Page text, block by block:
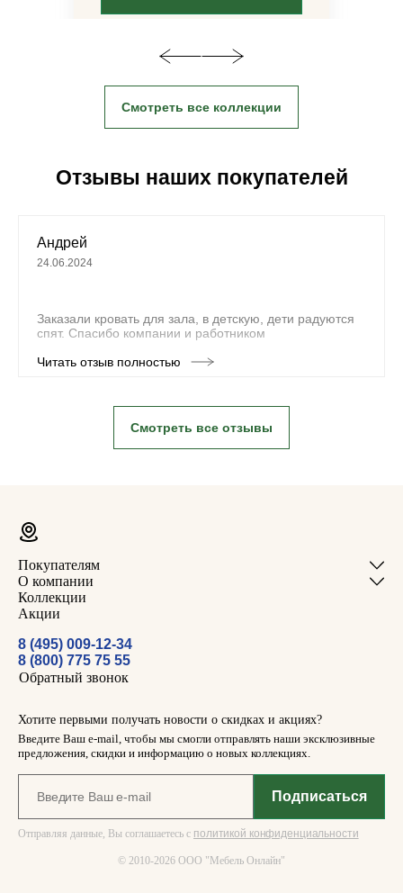
Смотреть все коллекции
Отзывы наших покупателей
Андрей
24.06.2024
Заказали кровать для зала, в детскую, дети радуются
спят. Спасибо компании и работником
Читать отзыв полностью
Смотреть все отзывы
© 2010-2026 ООО "Мебель Онлайн"
Покупателям
О компании
Коллекции
Акции
8 (495) 009-12-34
8 (800) 775 75 55
Обратный звонок
Хотите первыми получать новости о скидках и акциях?
Введите Ваш e-mail, чтобы мы смогли отправлять наши эксклюзивные
предложения, скидки и информацию о новых коллекциях.
Отправляя данные, Вы соглашаетесь с политикой конфиденциальности